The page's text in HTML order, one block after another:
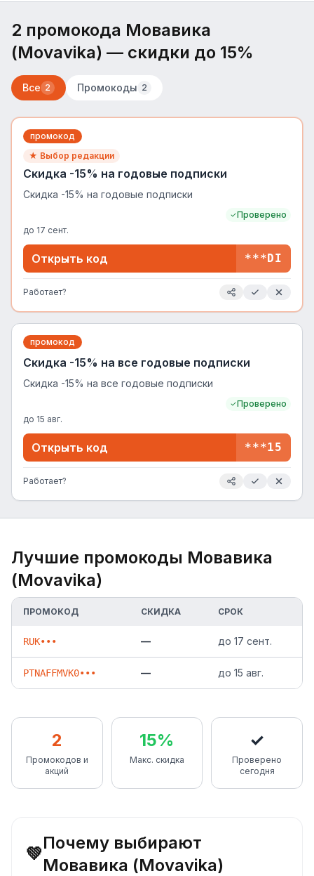
2 промокода Мовавика
(Movavika) — скидки до 15%
Все 2 Промокоды 2
промокод
★ Выбор редакции
Скидка -15% на годовые подписки
Скидка -15% на годовые подписки
Проверено
до 17 сент.
Открыть код ***DI
Работает?
промокод
Скидка -15% на все годовые подписки
Скидка -15% на все годовые подписки
Проверено
до 15 авг.
Открыть код ***15
Работает?
Лучшие промокоды Мовавика
(Movavika)
ПРОМОКОД СКИДКА СРОК
RUK••• — до 17 сент.
PTNAFFMVK0••• — до 15 авг.
2
Промокодов и
акций
15%
Макс. скидка
✓
Проверено
сегодня
💚
Почему выбирают
Мовавика (Movavika)